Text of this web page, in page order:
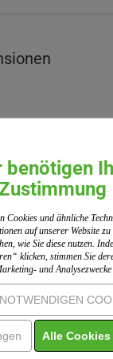
22.07.2025
als
um
benötigen
Cookies und ähnliche
auf unserer Website
wie Sie diese nutzen.
klicken, stimmen Sie
und Analysezwecke
Alle